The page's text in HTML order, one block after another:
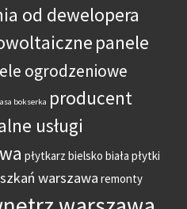
od dewelopera
panele
ogrodzeniowe
bokserka producent
usługi
płytkarz bielsko biała płytki
warszawa remonty